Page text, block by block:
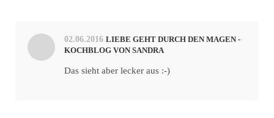
02.06.2016 LIEBE GEHT DURCH DEN MAGEN -
KOCHBLOG VON SANDRA
Das sieht aber lecker aus :-)